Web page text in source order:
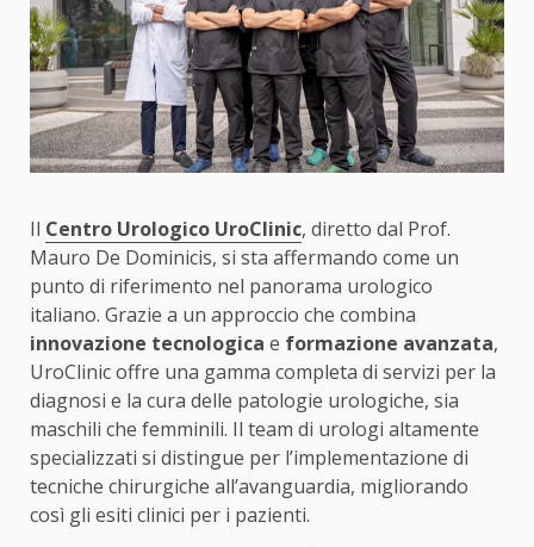
Il Centro Urologico UroClinic, diretto dal Prof.
Mauro De Dominicis, si sta affermando come un
punto di riferimento nel panorama urologico
italiano. Grazie a un approccio che combina
innovazione tecnologica e formazione avanzata,
UroClinic offre una gamma completa di servizi per la
diagnosi e la cura delle patologie urologiche, sia
maschili che femminili. Il team di urologi altamente
specializzati si distingue per l’implementazione di
tecniche chirurgiche all’avanguardia, migliorando
così gli esiti clinici per i pazienti.